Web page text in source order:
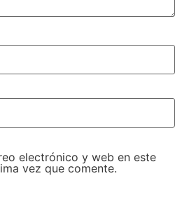
electrónico y web en este
vez que comente.